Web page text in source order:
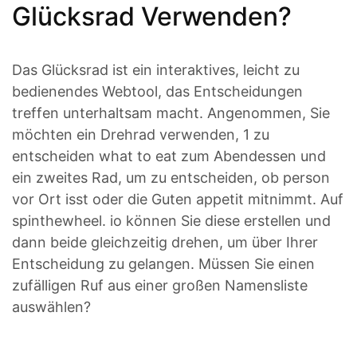
Glücksrad Verwenden?
Das Glücksrad ist ein interaktives, leicht zu
bedienendes Webtool, das Entscheidungen
treffen unterhaltsam macht. Angenommen, Sie
möchten ein Drehrad verwenden, 1 zu
entscheiden what to eat zum Abendessen und
ein zweites Rad, um zu entscheiden, ob person
vor Ort isst oder die Guten appetit mitnimmt. Auf
spinthewheel. io können Sie diese erstellen und
dann beide gleichzeitig drehen, um über Ihrer
Entscheidung zu gelangen. Müssen Sie einen
zufälligen Ruf aus einer großen Namensliste
auswählen?